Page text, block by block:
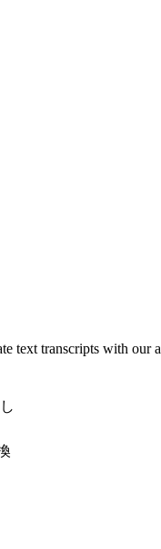
text transcripts with